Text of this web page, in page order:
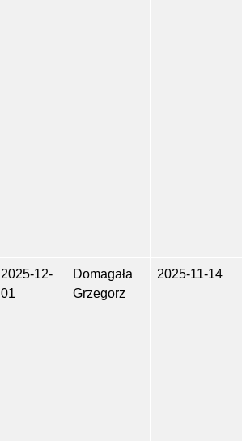
2025-12-
01
Domagała
Grzegorz
2025-11-14